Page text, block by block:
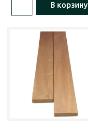
В корзину